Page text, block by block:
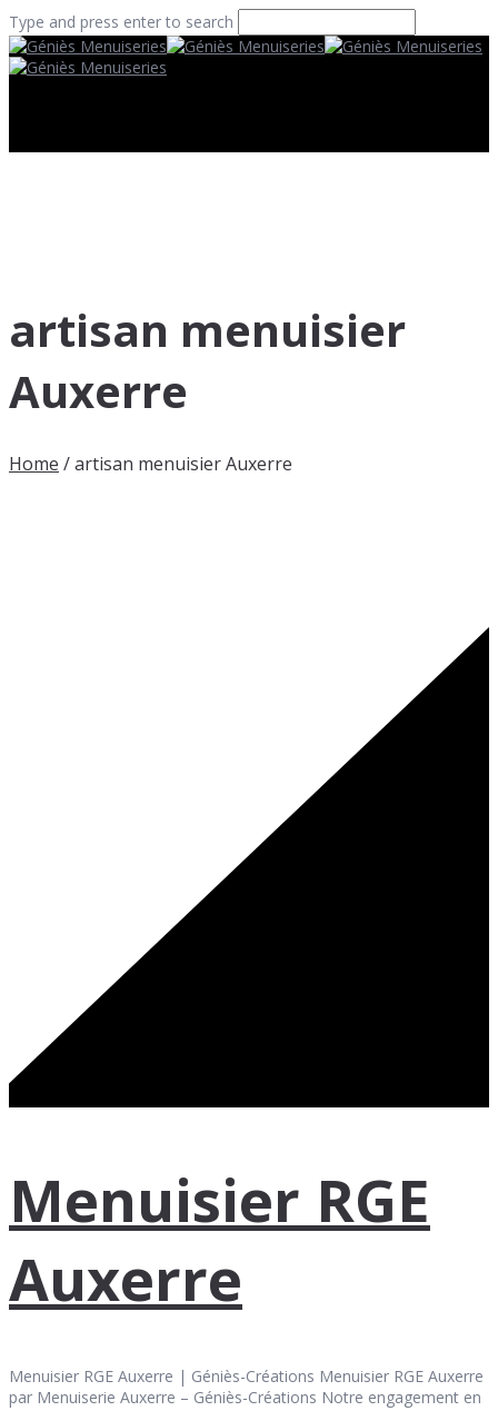
Type and press enter to search
artisan menuisier
Auxerre
Home /artisan menuisier Auxerre
Menuisier RGE
Auxerre
Menuisier RGE Auxerre | Géniès-Créations Menuisier RGE Auxerre
par Menuiserie Auxerre – Géniès-Créations Notre engagement en